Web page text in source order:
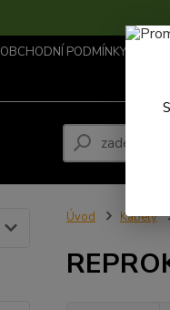
OBCHODNÍ PODMÍNKY ...
Úvod Kabely